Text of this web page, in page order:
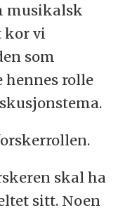
musikalsk
kor vi
som
hennes rolle
skal ha
sitt. Noen